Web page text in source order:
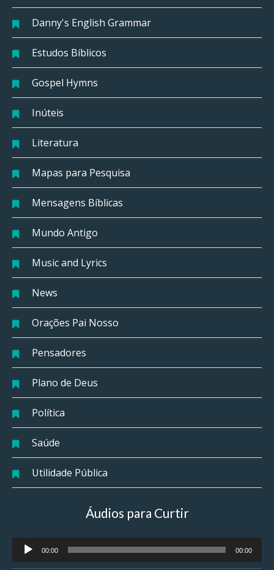
Danny's English Grammar
Estudos Bíblicos
Gospel Hymns
Inúteis
Literatura
Mapas para Pesquisa
Mensagens Bíblicas
Mundo Antigo
Music and Lyrics
News
Orações Pai Nosso
Pensadores
Plano de Deus
Política
Saúde
Utilidade Pública
Áudios para Curtir
Tocador
de
00:00 00:00